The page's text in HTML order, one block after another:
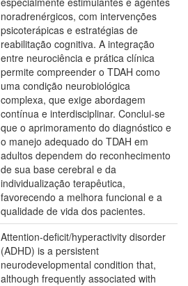
noradrenérgicos, com intervenções
psicoterápicas e estratégias de
reabilitação cognitiva. A integração
entre neurociência e prática clínica
permite compreender o TDAH como
uma condição neurobiológica
complexa, que exige abordagem
contínua e interdisciplinar. Conclui-se
que o aprimoramento do diagnóstico e
o manejo adequado do TDAH em
adultos dependem do reconhecimento
de sua base cerebral e da
individualização terapêutica,
favorecendo a melhora funcional e a
qualidade de vida dos pacientes.
Attention-deficit/hyperactivity disorder
(ADHD) is a persistent
neurodevelopmental condition that,
although frequently associated with